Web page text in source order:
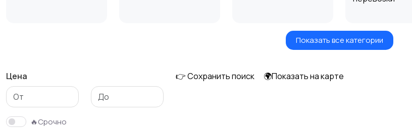
Ремонт техники
Изготовление на
заказ
Продукты питания и
Показать все категории
Цена
🔥Срочно
👉 Сохранить поиск 🌍Показать на карте